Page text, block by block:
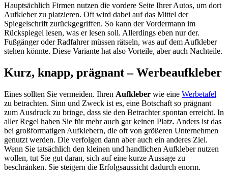
Hauptsächlich Firmen nutzen die vordere Seite Ihrer Autos, um dort
Aufkleber zu platzieren. Oft wird dabei auf das Mittel der
Spiegelschrift zurückgegriffen. So kann der Vordermann im
Rückspiegel lesen, was er lesen soll. Allerdings eben nur der.
Fußgänger oder Radfahrer müssen rätseln, was auf dem Aufkleber
stehen könnte. Diese Variante hat also Vorteile, aber auch Nachteile.
Kurz, knapp, prägnant – Werbeaufkleber
Eines sollten Sie vermeiden. Ihren Aufkleber wie eine Werbetafel
zu betrachten. Sinn und Zweck ist es, eine Botschaft so prägnant
zum Ausdruck zu bringe, dass sie den Betrachter spontan erreicht. In
aller Regel haben Sie für mehr auch gar keinen Platz. Anders ist das
bei großformatigen Aufklebern, die oft von größeren Unternehmen
genutzt werden. Die verfolgen dann aber auch ein anderes Ziel.
Wenn Sie tatsächlich den kleinen und handlichen Aufkleber nutzen
wollen, tut Sie gut daran, sich auf eine kurze Aussage zu
beschränken. Sie steigern die Erfolgsaussicht dadurch enorm.